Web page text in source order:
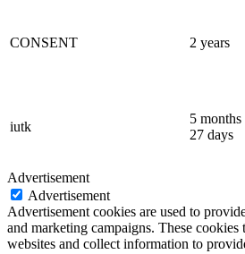
CONSENT 2 years
iutk
5 months
27 days
Advertisement
Advertisement
Advertisement cookies are used to
and marketing campaigns. These cookies
websites and collect information to